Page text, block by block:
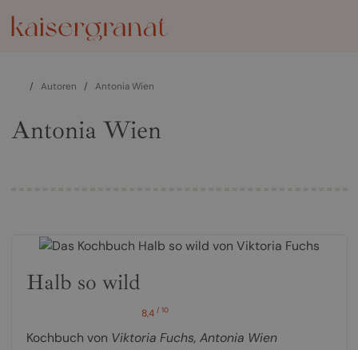
/ Autoren / Antonia Wien
Antonia Wien
Halb so wild
8,4/ 10
Kochbuch von Viktoria Fuchs, Antonia Wien